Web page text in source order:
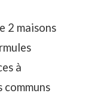
2 maisons
à